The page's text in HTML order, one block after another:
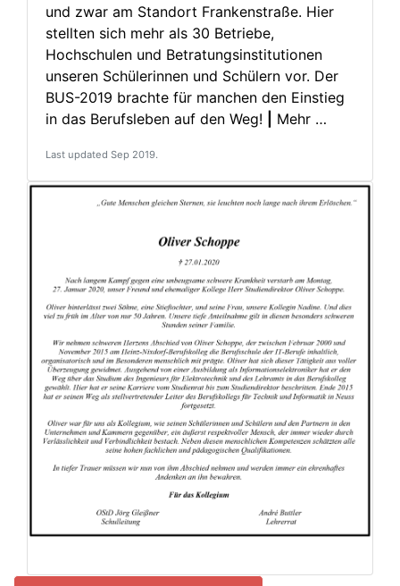
und zwar am Standort Frankenstraße. Hier
stellten sich mehr als 30 Betriebe,
Hochschulen und Betratungsinstitutionen
unseren Schülerinnen und Schülern vor. Der
BUS-2019 brachte für manchen den Einstieg
in das Berufsleben auf den Weg!
Mehr …
Last updated Sep 2019.